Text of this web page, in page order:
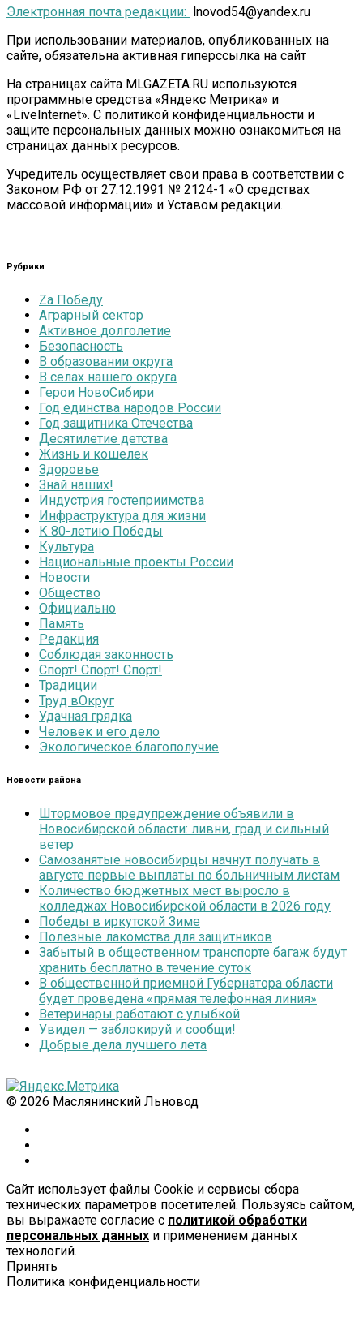
Электронная почта редакции: lnovod54@yandex.ru
При использовании материалов, опубликованных на
сайте, обязательна активная гиперссылка на сайт
На страницах сайта MLGAZETA.RU используются
программные средства «Яндекс Метрика» и
«LiveInternet». С политикой конфиденциальности и
защите персональных данных можно ознакомиться на
страницах данных ресурсов.
Учредитель осуществляет свои права в соответствии с
Законом РФ от 27.12.1991 № 2124-1 «О средствах
массовой информации» и Уставом редакции.
Рубрики
Zа Победу
Аграрный сектор
Активное долголетие
Безопасность
В образовании округа
В селах нашего округа
Герои НовоСибири
Год единства народов России
Год защитника Отечества
Десятилетие детства
Жизнь и кошелек
Здоровье
Знай наших!
Индустрия гостеприимства
Инфраструктура для жизни
К 80-летию Победы
Культура
Национальные проекты России
Новости
Общество
Официально
Память
Редакция
Соблюдая законность
Спорт! Спорт! Спорт!
Традиции
Труд вОкруг
Удачная грядка
Человек и его дело
Экологическое благополучие
Новости района
Штормовое предупреждение объявили в
Новосибирской области: ливни, град и сильный
ветер
Самозанятые новосибирцы начнут получать в
августе первые выплаты по больничным листам
Количество бюджетных мест выросло в
колледжах Новосибирской области в 2026 году
Победы в иркутской Зиме
Полезные лакомства для защитников
Забытый в общественном транспорте багаж будут
хранить бесплатно в течение суток
В общественной приемной Губернатора области
будет проведена «прямая телефонная линия»
Ветеринары работают с улыбкой
Увидел — заблокируй и сообщи!
Добрые дела лучшего лета
© 2026 Маслянинский Льновод
Сайт использует файлы Cookie и сервисы сбора
технических параметров посетителей. Пользуясь сайтом,
вы выражаете согласие с политикой обработки
персональных данных и применением данных
технологий.
Принять
Политика конфиденциальности